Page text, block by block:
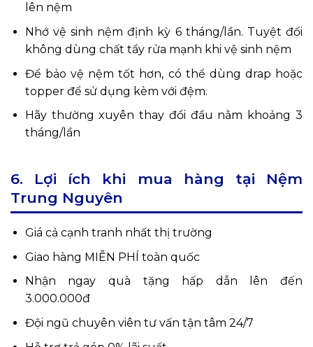
lên nệm
Nhớ vệ sinh nệm định kỳ 6 tháng/lần. Tuyệt đối
không dùng chất tẩy rửa mạnh khi vệ sinh nệm
Để bảo vệ nệm tốt hơn, có thể dùng drap hoặc
topper để sử dụng kèm với đệm.
Hãy thường xuyên thay đổi đầu nằm khoảng 3
tháng/lần
6. Lợi ích khi mua hàng tại Nệm
Trung Nguyên
Giá cả cạnh tranh nhất thị trường
Giao hàng MIỄN PHÍ toàn quốc
Nhận ngay quà tặng hấp dẫn lên đến
3.000.000đ
Đội ngũ chuyên viên tư vấn tận tâm 24/7